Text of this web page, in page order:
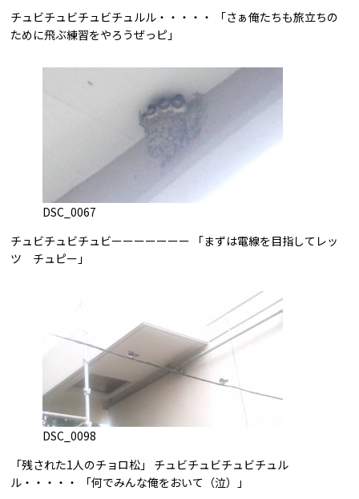
チュビチュビチュビチュルル・・・・・ 「さぁ俺たちも旅立ちの
ために飛ぶ練習をやろうぜっピ」
DSC_0067
チュビチュビチュビーーーーーーー 「まずは電線を目指してレッ
ツ チュピー」
DSC_0098
「残された1人のチョロ松」 チュビチュビチュビチュル
ル・・・・・ 「何でみんな俺をおいて（泣）」